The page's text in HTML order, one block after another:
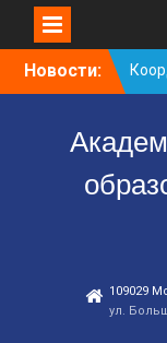
Новости:
С
109029
ул.